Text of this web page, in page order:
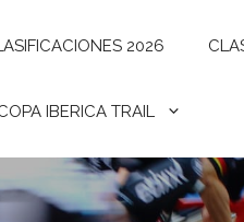
2026
IBERICA TRAIL